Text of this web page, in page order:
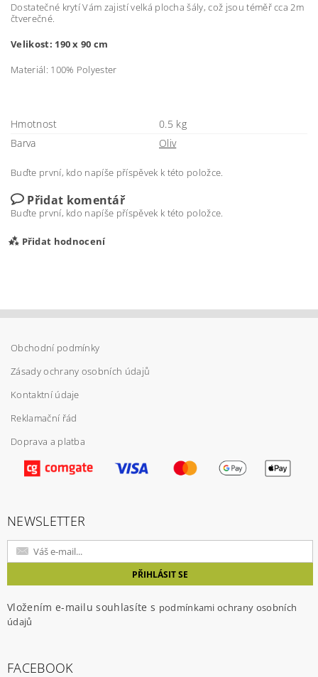
Dostatečné krytí Vám zajistí velká plocha šály, což jsou téměř cca 2m
čtverečné.
Velikost: 190 x 90 cm
Materiál: 100% Polyester
Hmotnost
0.5 kg
Barva
Oliv
Buďte první, kdo napíše příspěvek k této položce.
Přidat komentář
Buďte první, kdo napíše příspěvek k této položce.
Přidat hodnocení
Vložením hodnocení souhlasíte spodmínkami
ochrany osobních údajů
Obchodní podmínky
Zásady ochrany osobních údajů
Kontaktní údaje
Reklamační řád
Doprava a platba
NEWSLETTER
Vložením e-mailu souhlasíte s podmínkami ochrany osobních
údajů
FACEBOOK